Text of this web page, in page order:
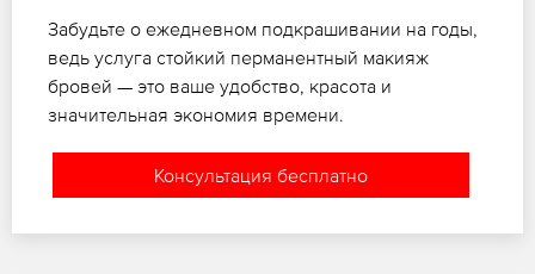
Забудьте о ежедневном подкрашивании на годы,
ведь услуга стойкий перманентный макияж
бровей — это ваше удобство, красота и
значительная экономия времени.
Консультация бесплатно